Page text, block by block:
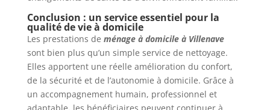
Conclusion : un service essentiel pour la
qualité de vie à domicile
Les prestations de ménage à domicile à Villenave
sont bien plus qu’un simple service de nettoyage.
Elles apportent une réelle amélioration du confort,
de la sécurité et de l’autonomie à domicile. Grâce à
un accompagnement humain, professionnel et